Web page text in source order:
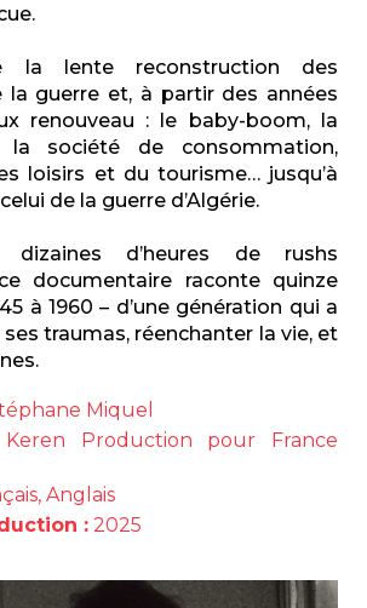
lente reconstruction des
la guerre et, à partir des années
renouveau : le baby-boom, la
la société de consommation,
loisirs et du tourisme… jusqu’à
de la guerre d’Algérie.
d’heures de rushs
documentaire raconte quinze
à 1960 – d’une génération qui a
traumas, réenchanter la vie, et
Miquel
Production pour France
Anglais
: 2025